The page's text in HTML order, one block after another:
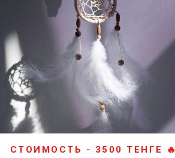
СТОИМОСТЬ - 3500 ТЕНГЕ 🔥